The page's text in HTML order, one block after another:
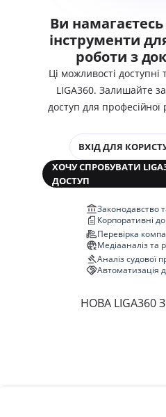
Ви
інструменти
роботи з
Ці можливості доступні
LIGA360. Залишайте
доступ для
ВХІД ДЛЯ
ХОЧУ СПРОБУВАТИ
ДОСТУП
Законодавство
Корпоративні
Перевірка
Медіааналіз та
Аналіз судової
Автоматизація
НОВА LIGA360